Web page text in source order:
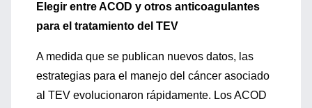
Elegir entre ACOD y otros anticoagulantes
para el tratamiento del TEV
A medida que se publican nuevos datos, las
estrategias para el manejo del cáncer asociado
al TEV evolucionaron rápidamente. Los ACOD